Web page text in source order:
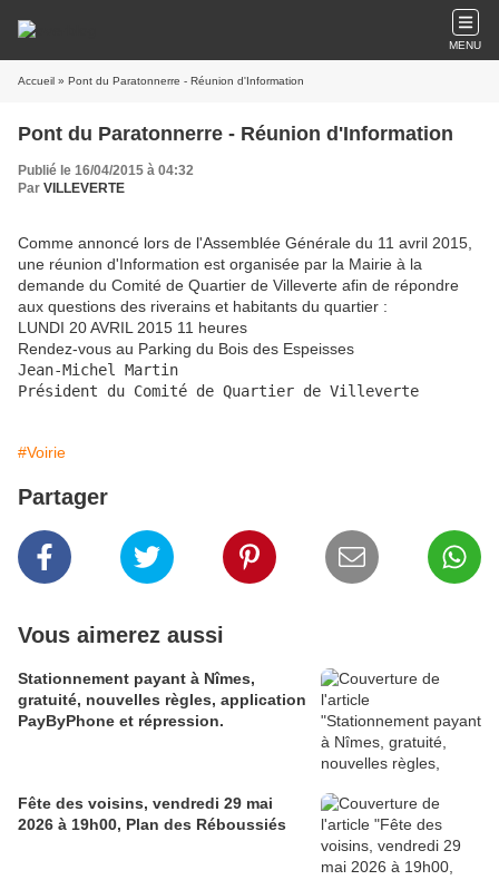
MENU
Accueil » Pont du Paratonnerre - Réunion d'Information
Pont du Paratonnerre - Réunion d'Information
Publié le 16/04/2015 à 04:32
Par VILLEVERTE
Comme annoncé lors de l'Assemblée Générale du 11 avril 2015,
une réunion d'Information est organisée par la Mairie à la
demande du Comité de Quartier de Villeverte afin de répondre
aux questions des riverains et habitants du quartier :
LUNDI 20 AVRIL 2015 11 heures
Rendez-vous au Parking du Bois des Espeisses
Jean-Michel Martin
Président du Comité de Quartier de Villeverte
#Voirie
Partager
Vous aimerez aussi
Stationnement payant à Nîmes,
gratuité, nouvelles règles, application
PayByPhone et répression.
Fête des voisins, vendredi 29 mai
2026 à 19h00, Plan des Réboussiés